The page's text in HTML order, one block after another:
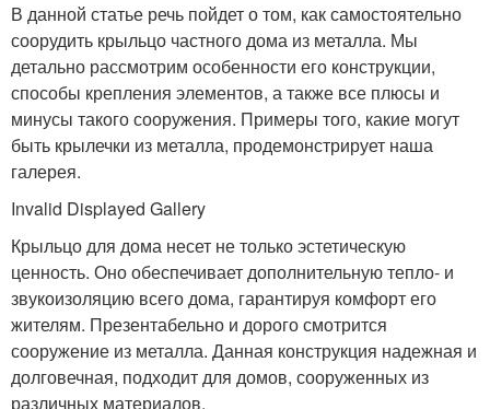
В данной статье речь пойдет о том, как самостоятельно
соорудить крыльцо частного дома из металла. Мы
детально рассмотрим особенности его конструкции,
способы крепления элементов, а также все плюсы и
минусы такого сооружения. Примеры того, какие могут
быть крылечки из металла, продемонстрирует наша
галерея.
Invalid Displayed Gallery
Крыльцо для дома несет не только эстетическую
ценность. Оно обеспечивает дополнительную тепло- и
звукоизоляцию всего дома, гарантируя комфорт его
жителям. Презентабельно и дорого смотрится
сооружение из металла. Данная конструкция надежная и
долговечная, подходит для домов, сооруженных из
различных материалов.